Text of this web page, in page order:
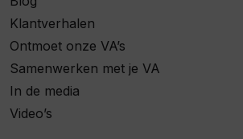
Klantverhalen
Ontmoet onze VA’s
Samenwerken met je VA
In de media
Video’s